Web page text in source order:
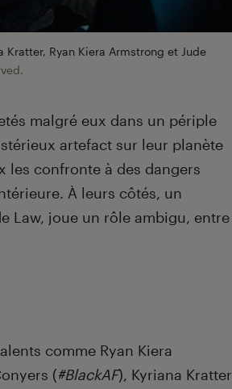
Kratter, Ryan Kiera Armstrong et Jude
malgré eux dans un périple
artefact sur leur planète
les confronte à des dangers
À leurs côtés, un
Law, joue un rôle ambigu, entre
comme Ryan Kiera
(#BlackAF), Kyriana Kratter